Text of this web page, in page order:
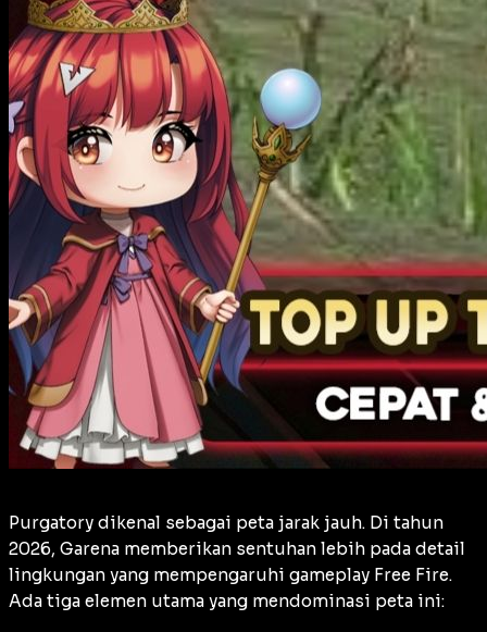
Purgatory dikenal sebagai peta jarak jauh. Di tahun
2026, Garena memberikan sentuhan lebih pada detail
lingkungan yang mempengaruhi gameplay Free Fire.
Ada tiga elemen utama yang mendominasi peta ini: